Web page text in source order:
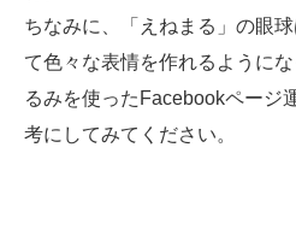
ちなみに、「えねまる」の眼
て色々な表情を作れるように
るみを使ったFacebookページ
考にしてみてください。